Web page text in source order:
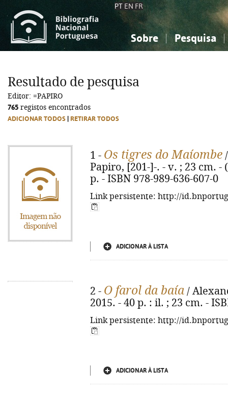
PT EN FR
Sobre Pesquisa
Ciências sociais...
Ciências sociais...
Resultado de pesquisa
Editor: =PAPIRO
765 registos encontrados
ADICIONAR TODOS RETIRAR TODOS
1 - Os tigres do Maíombe
Papiro, [201-]-. - v. ; 23 cm. -
p. - ISBN 978-989-636-607-0
Link persistente: http://
ADICIONAR À LISTA
2 - O farol da baía /
2015. - 40 p. : il. ; 23 cm. -
Link persistente: http://
ADICIONAR À LISTA